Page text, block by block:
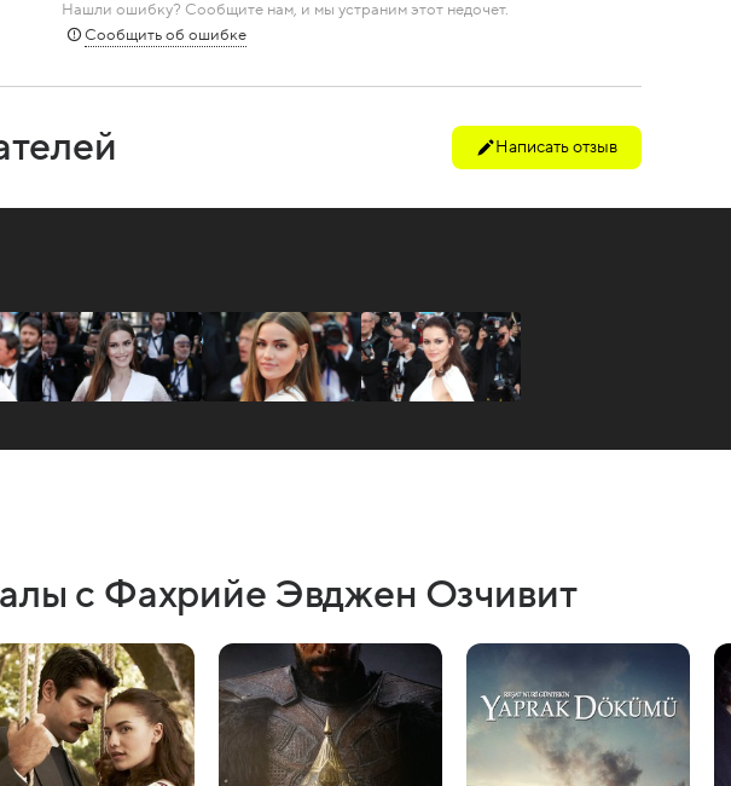
Нашли ошибку? Сообщите нам, и мы устраним этот недочет.
Сообщить об ошибке
Написать отзыв
с Фахрийе Эвджен Озчивит